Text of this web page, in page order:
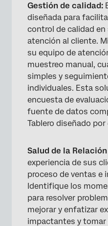
Gestión de calidad:
diseñada para
control de calidad
atención al cliente.
su equipo de
muestreo manual,
simples y
individuales. Esta
encuesta de
fuente de datos
Tablero diseñado
Salud de la Relación
experiencia de sus
proceso de ventas e
Identifique los
para resolver
mejorar y enfatizar
impactantes y